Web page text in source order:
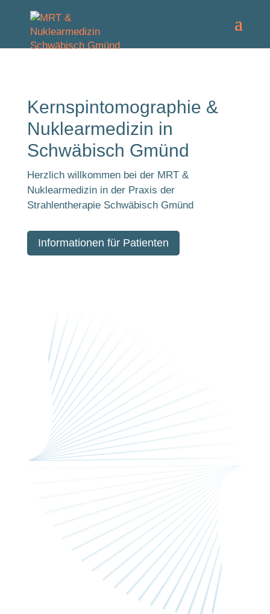
Kernspintomographie &
Nuklearmedizin in
Schwäbisch Gmünd
Herzlich willkommen bei der MRT &
Nuklearmedizin in der Praxis der
Strahlentherapie Schwäbisch Gmünd
Informationen für Patienten